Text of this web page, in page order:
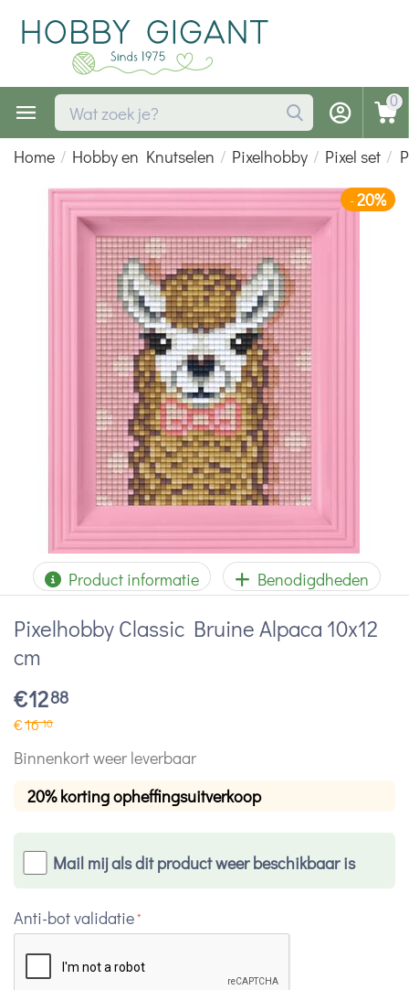
0
Home / Hobby en Knutselen / Pixelhobby / Pixel set /
-20%
Product informatie Benodigdheden
Pixelhobby Classic Bruine Alpaca 10x12
cm
€1288
€1610
Binnenkort weer leverbaar
20% korting opheffingsuitverkoop
Mail mij als dit product weer beschikbaar is
Anti-bot validatie